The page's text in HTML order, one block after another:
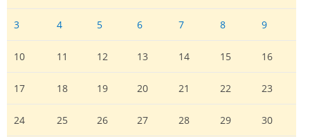
3 4 5 6 7 8 9
10 11 12 13 14 15 16
17 18 19 20 21 22 23
24 25 26 27 28 29 30